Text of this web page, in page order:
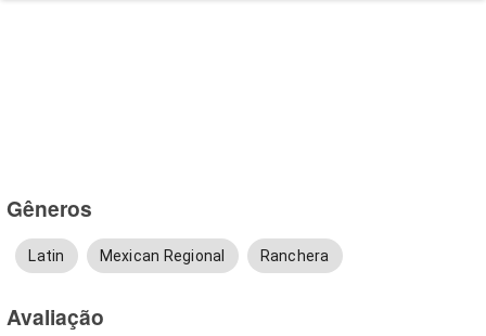
Gêneros
Latin Mexican Regional Ranchera
Avaliação